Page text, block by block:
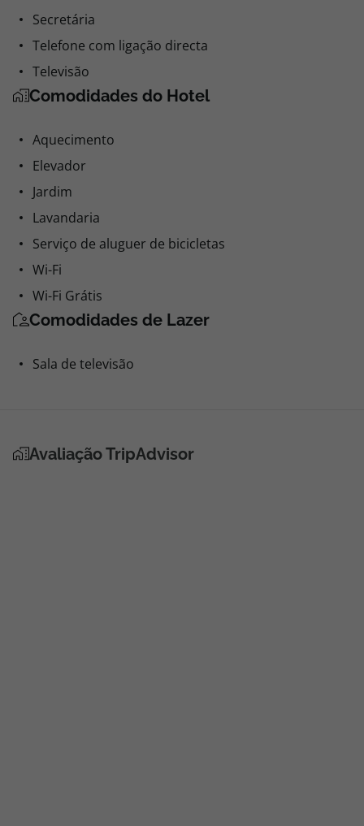
Secretária
Telefone com ligação directa
Televisão
Comodidades do Hotel
Aquecimento
Elevador
Jardim
Lavandaria
Serviço de aluguer de bicicletas
Wi-Fi
Wi-Fi Grátis
Comodidades de Lazer
Sala de televisão
Avaliação TripAdvisor